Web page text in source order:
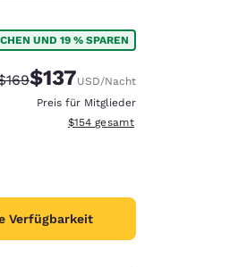
UND 19 % SPAREN
Preis:
Vergünstigter Preis:
$137USD/Nacht
Preis für Mitglieder
Geschätzte Gesamtdetails
$154 gesamt
Verfügbarkeit